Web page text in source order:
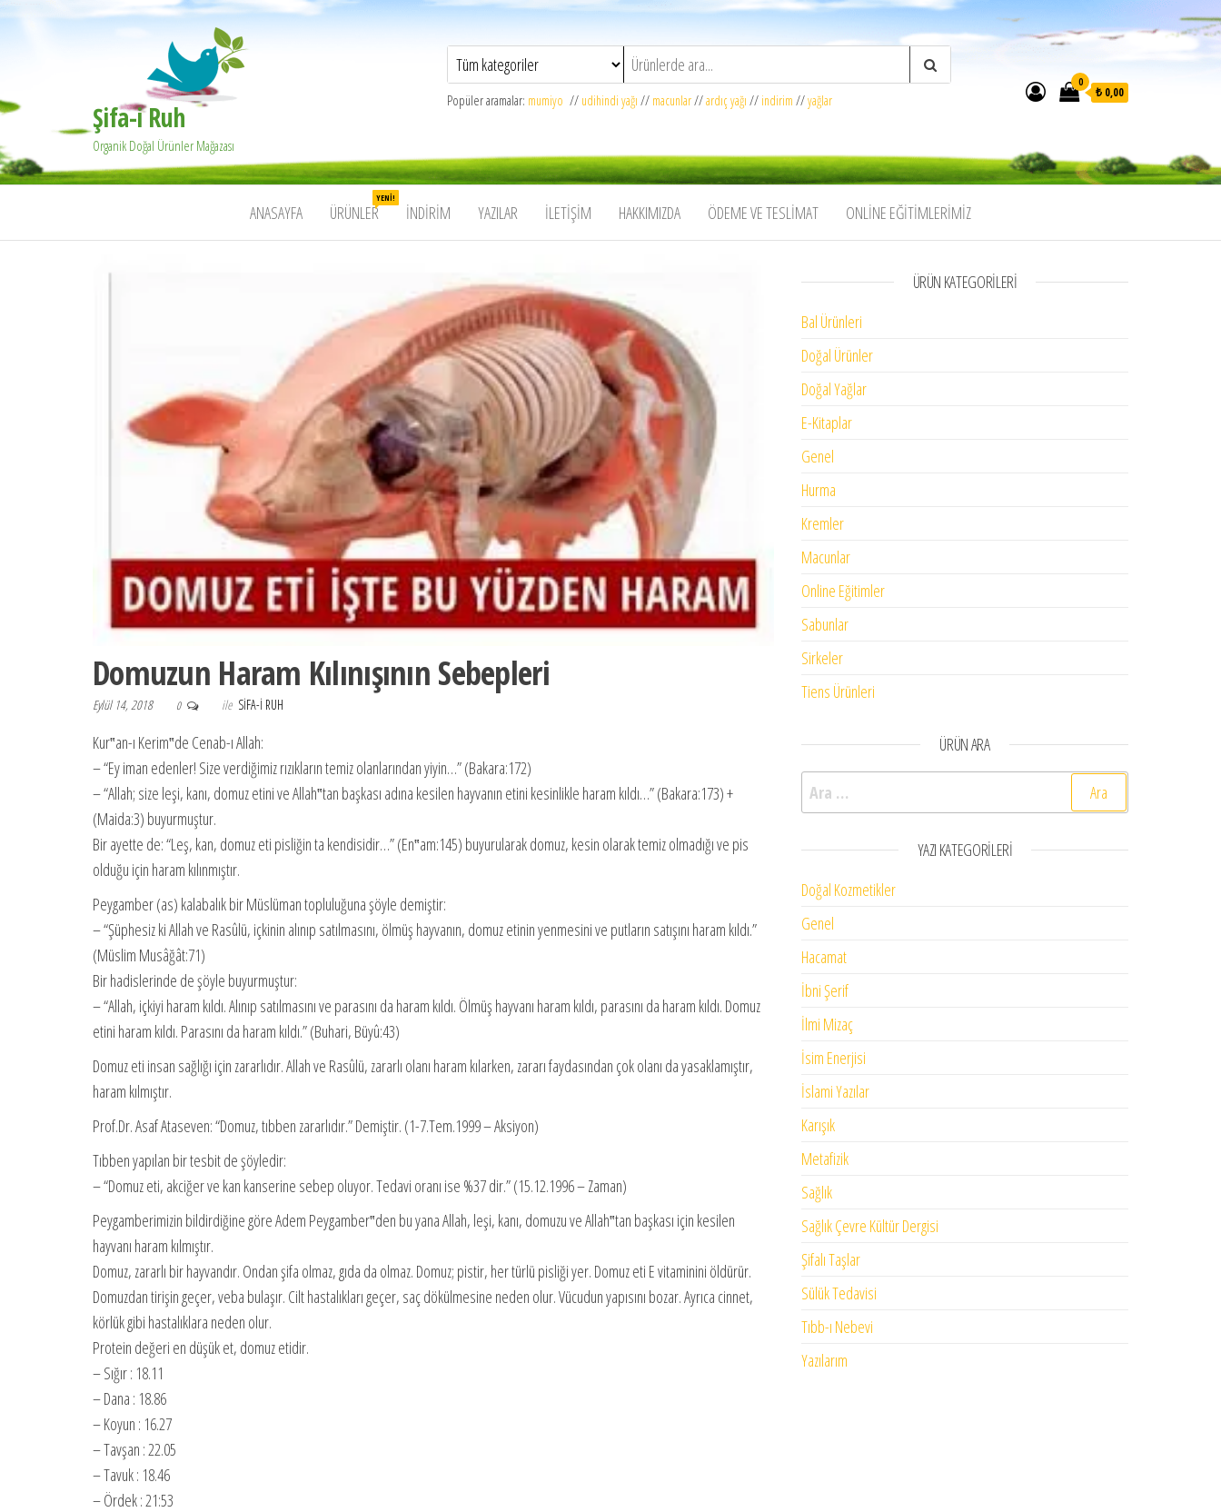
Şifa-i Ruh
Organik Doğal Ürünler Mağazası
Popüler aramalar: mumiyo // udihindi yağı // macunlar//ardıç yağı // indirim //yağlar
0
₺ 0,00
ANASAYFA ÜRÜNLER
YENI!
İNDIRIM YAZILAR İLETIŞIM HAKKIMIZDA ÖDEME VE TESLIMAT ONLINE EĞITIMLERIMIZ
Domuzun Haram Kılınışının Sebepleri
Eylül 14, 2018 0 ile SIFA-I RUH
Kur‟an-ı Kerim‟de Cenab-ı Allah:
– “Ey iman edenler! Size verdiğimiz rızıkların temiz olanlarından yiyin…” (Bakara:172)
– “Allah; size leşi, kanı, domuz etini ve Allah‟tan başkası adına kesilen hayvanın etini kesinlikle haram kıldı…” (Bakara:173) +
(Maida:3) buyurmuştur.
Bir ayette de: “Leş, kan, domuz eti pisliğin ta kendisidir…” (En‟am:145) buyurularak domuz, kesin olarak temiz olmadığı ve pis
olduğu için haram kılınmıştır.
Peygamber (as) kalabalık bir Müslüman topluluğuna şöyle demiştir:
– “Şüphesiz ki Allah ve Rasûlü, içkinin alınıp satılmasını, ölmüş hayvanın, domuz etinin yenmesini ve putların satışını haram kıldı.”
(Müslim Musâğât:71)
Bir hadislerinde de şöyle buyurmuştur:
– “Allah, içkiyi haram kıldı. Alınıp satılmasını ve parasını da haram kıldı. Ölmüş hayvanı haram kıldı, parasını da haram kıldı. Domuz
etini haram kıldı. Parasını da haram kıldı.” (Buhari, Büyû:43)
Domuz eti insan sağlığı için zararlıdır. Allah ve Rasûlü, zararlı olanı haram kılarken, zararı faydasından çok olanı da yasaklamıştır,
haram kılmıştır.
Prof.Dr. Asaf Ataseven: “Domuz, tıbben zararlıdır.” Demiştir. (1-7.Tem.1999 – Aksiyon)
Tıbben yapılan bir tesbit de şöyledir:
– “Domuz eti, akciğer ve kan kanserine sebep oluyor. Tedavi oranı ise %37 dir.” (15.12.1996 – Zaman)
Peygamberimizin bildirdiğine göre Adem Peygamber‟den bu yana Allah, leşi, kanı, domuzu ve Allah‟tan başkası için kesilen
hayvanı haram kılmıştır.
Domuz, zararlı bir hayvandır. Ondan şifa olmaz, gıda da olmaz. Domuz; pistir, her türlü pisliği yer. Domuz eti E vitaminini öldürür.
Domuzdan tirişin geçer, veba bulaşır. Cilt hastalıkları geçer, saç dökülmesine neden olur. Vücudun yapısını bozar. Ayrıca cinnet,
körlük gibi hastalıklara neden olur.
Protein değeri en düşük et, domuz etidir.
– Sığır : 18.11
– Dana : 18.86
– Koyun : 16.27
– Tavşan : 22.05
– Tavuk : 18.46
– Ördek : 21:53
ÜRÜN KATEGORILERI
Bal Ürünleri
Doğal Ürünler
Doğal Yağlar
E-Kitaplar
Genel
Hurma
Kremler
Macunlar
Online Eğitimler
Sabunlar
Sirkeler
Tiens Ürünleri
ÜRÜN ARA
Arama:
YAZI KATEGORILERI
Doğal Kozmetikler
Genel
Hacamat
İbni Şerif
İlmi Mizaç
İsim Enerjisi
İslami Yazılar
Karışık
Metafizik
Sağlık
Sağlık Çevre Kültür Dergisi
Şifalı Taşlar
Sülük Tedavisi
Tıbb-ı Nebevi
Yazılarım